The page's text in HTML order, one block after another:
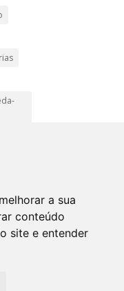
a sua
conteúdo
site e entender